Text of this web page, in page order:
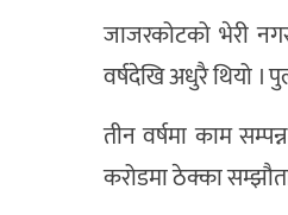
जाजरकोटको भेरी
वर्षदेखि अधुरै थियो ।
तीन वर्षमा काम
करोडमा ठेक्का